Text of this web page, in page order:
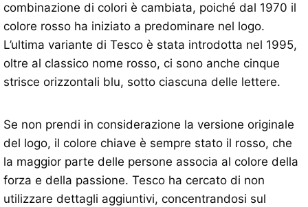
combinazione di colori è cambiata, poiché dal 1970 il
colore rosso ha iniziato a predominare nel logo.
L’ultima variante di Tesco è stata introdotta nel 1995,
oltre al classico nome rosso, ci sono anche cinque
strisce orizzontali blu, sotto ciascuna delle lettere.
Se non prendi in considerazione la versione originale
del logo, il colore chiave è sempre stato il rosso, che
la maggior parte delle persone associa al colore della
forza e della passione. Tesco ha cercato di non
utilizzare dettagli aggiuntivi, concentrandosi sul